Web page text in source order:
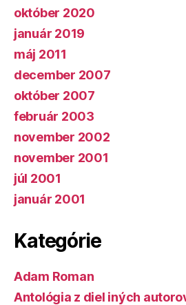
október 2020
január 2019
máj 2011
december 2007
október 2007
február 2003
november 2002
november 2001
júl 2001
január 2001
Kategórie
Adam Roman
Antológia z diel iných